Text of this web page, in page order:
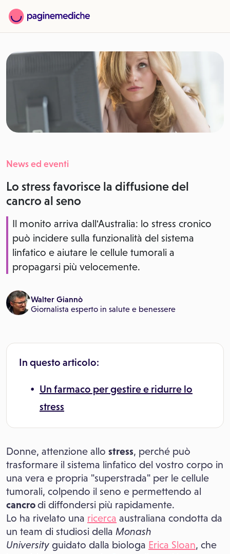
News ed eventi
Lo stress favorisce la diffusione del
cancro al seno
Il monito arriva dall'Australia: lo stress cronico
può incidere sulla funzionalità del sistema
linfatico e aiutare le cellule tumorali a
propagarsi più velocemente.
Walter Giannò
Giornalista esperto in salute e benessere
In questo articolo:
Un farmaco per gestire e ridurre lo
stress
Donne, attenzione allo stress, perché può
trasformare il sistema linfatico del vostro corpo in
una vera e propria "superstrada" per le cellule
tumorali, colpendo il seno e permettendo al
cancrodi diffondersi più rapidamente.
Lo ha rivelato una ricerca australiana condotta da
un team di studiosi della Monash
University guidato dalla biologa Erica Sloan, che